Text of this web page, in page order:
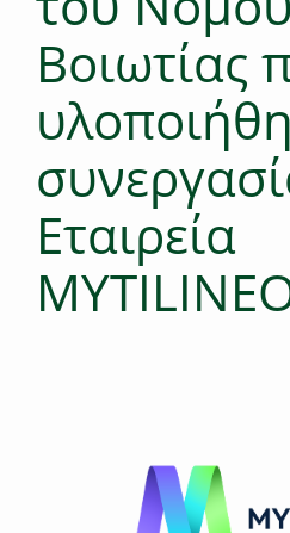
Βοιωτίας
Εταιρεία